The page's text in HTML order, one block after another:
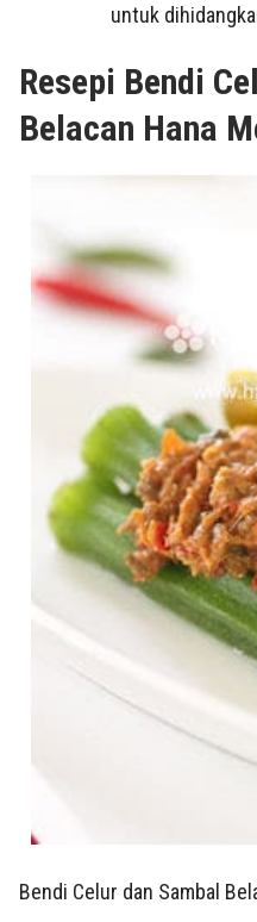
untuk
Resepi Bendi
Belacan Hana
Bendi Celur dan Sambal